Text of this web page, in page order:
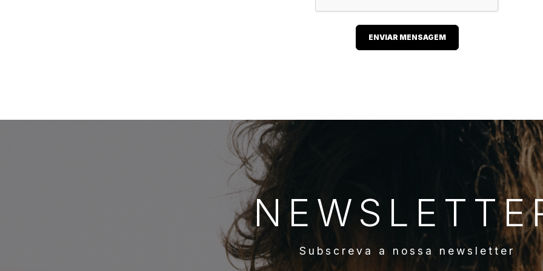
ENVIAR MENSAGEM
Subscreva a nossa newsletter